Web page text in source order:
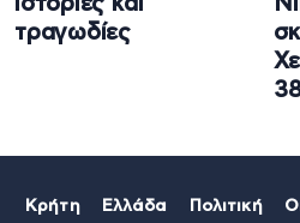
τραγωδίες
Κρήτη Ελλάδα Πολιτική